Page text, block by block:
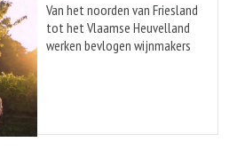
Van het noorden van Friesland
tot het Vlaamse Heuvelland
werken bevlogen wijnmakers
Landen' krijgen deze pioniers